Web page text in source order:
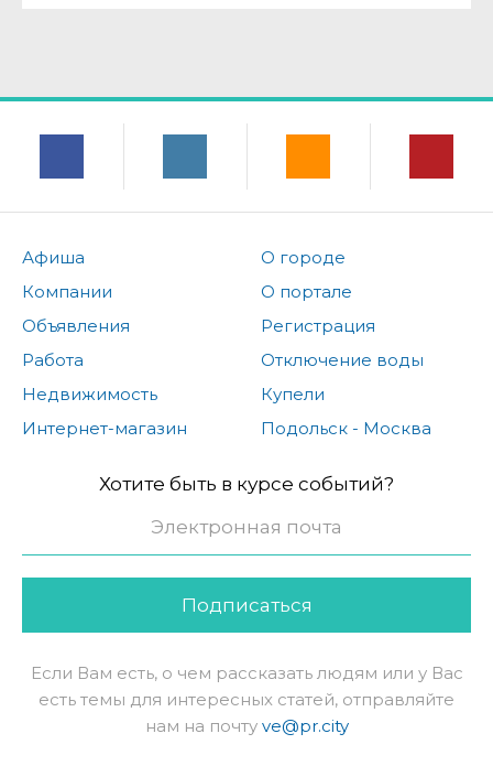
Афиша
Компании
Объявления
Работа
Недвижимость
Интернет-магазин
О городе
О портале
Регистрация
Отключение воды
Купели
Подольск - Москва
Хотите быть в курсе событий?
Подписаться
Если Вам есть, о чем рассказать людям или у Вас
есть темы для интересных статей, отправляйте
нам на почту ve@pr.city